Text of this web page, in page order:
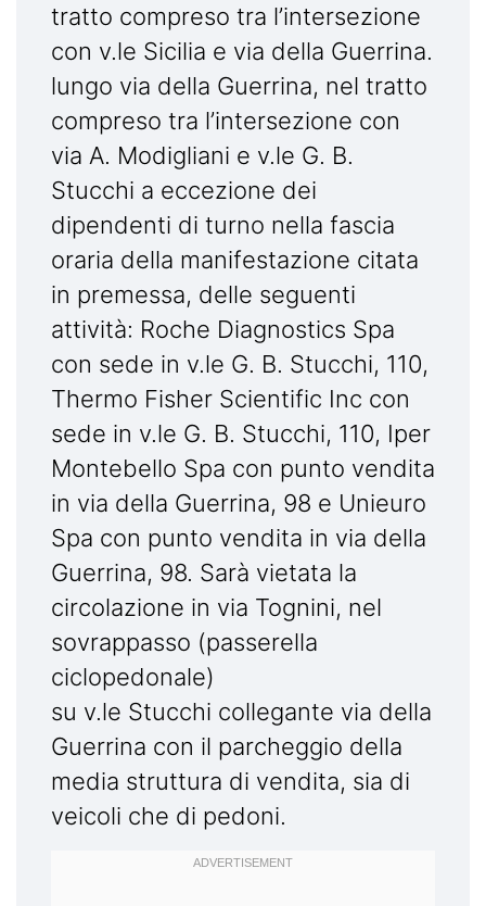
tratto compreso tra l’intersezione
con v.le Sicilia e via della Guerrina.
lungo via della Guerrina, nel tratto
compreso tra l’intersezione con
via A. Modigliani e v.le G. B.
Stucchi a eccezione dei
dipendenti di turno nella fascia
oraria della manifestazione citata
in premessa, delle seguenti
attività: Roche Diagnostics Spa
con sede in v.le G. B. Stucchi, 110,
Thermo Fisher Scientific Inc con
sede in v.le G. B. Stucchi, 110, Iper
Montebello Spa con punto vendita
in via della Guerrina, 98 e Unieuro
Spa con punto vendita in via della
Guerrina, 98. Sarà vietata la
circolazione in via Tognini, nel
sovrappasso (passerella
ciclopedonale)
su v.le Stucchi collegante via della
Guerrina con il parcheggio della
media struttura di vendita, sia di
veicoli che di pedoni.